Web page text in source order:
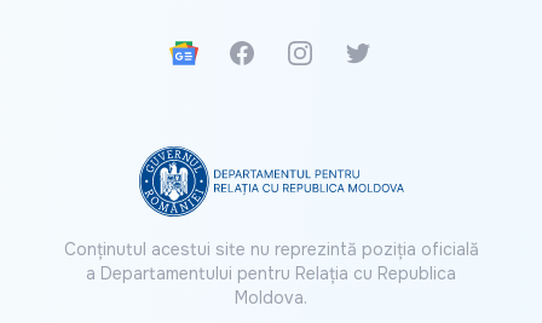
Google News
FacebookInstagramTwitter
Conținutul acestui site nu reprezintă poziția oficială
a Departamentului pentru Relația cu Republica
Moldova.